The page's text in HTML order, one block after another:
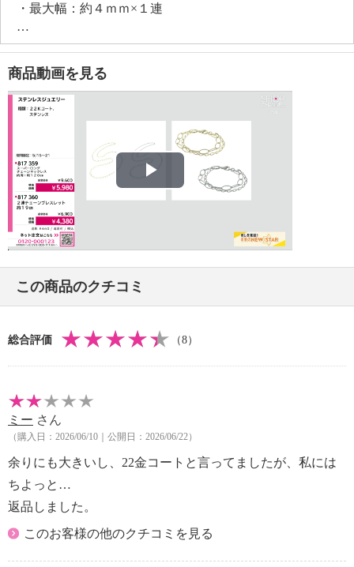
・最大幅：約４ｍｍ×１連
【使用素材】
・ステンレス
【メッキ素材】
・材質：ゴールドコート（２２Ｋ）（２２Ｋコート
）
【原産国（地）】
・日本製
商品動画を見る
Play
この商品のクチコミ
総合評価 （8）
ミー さん
（購入日：2026/06/10｜公開日：2026/06/22）
余りにも大きいし、22金コートと言ってましたが、私には
ちよっと…
返品しました。
このお客様の他のクチコミを見る